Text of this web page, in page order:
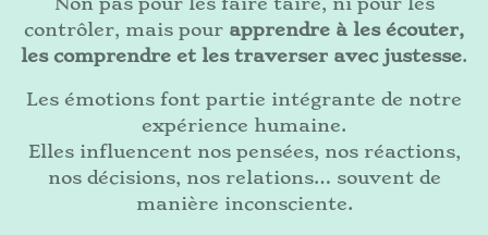
contrôler, mais pour apprendre à les écouter,
les comprendre et les traverser avec justesse.
Les émotions font partie intégrante de notre
expérience humaine.
Elles influencent nos pensées, nos réactions,
nos décisions, nos relations… souvent de
manière inconsciente.